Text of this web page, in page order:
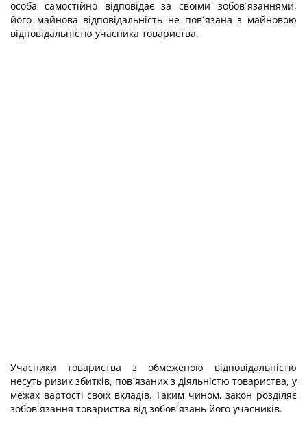
особа самостійно відповідає за своїми зобов´язаннями,
його майнова відповідальність не пов´язана з майновою
відповідальністю учасника товариства.
Учасники товариства з обмеженою відповідальністю
несуть ризик збитків, пов´язаних з діяльністю товариства, у
межах вартості своїх вкладів. Таким чином, закон розділяє
зобов´язання товариства від зобов´язань його учасників.